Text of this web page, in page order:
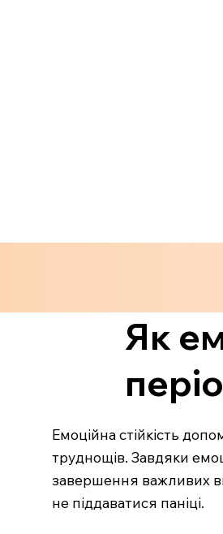
Як
Емоційна стійкість
труднощів. Завдяки
завершення важливих
не піддаватися паніці.